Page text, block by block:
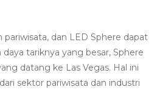
dan LED Sphere dapat
tariknya yang besar, Sphere
datang ke Las Vegas. Hal ini
sektor pariwisata dan industri